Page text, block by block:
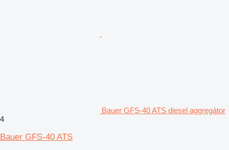
Bauer GFS-40 ATS diesel aggregátor
4
Bauer GFS-40 ATS